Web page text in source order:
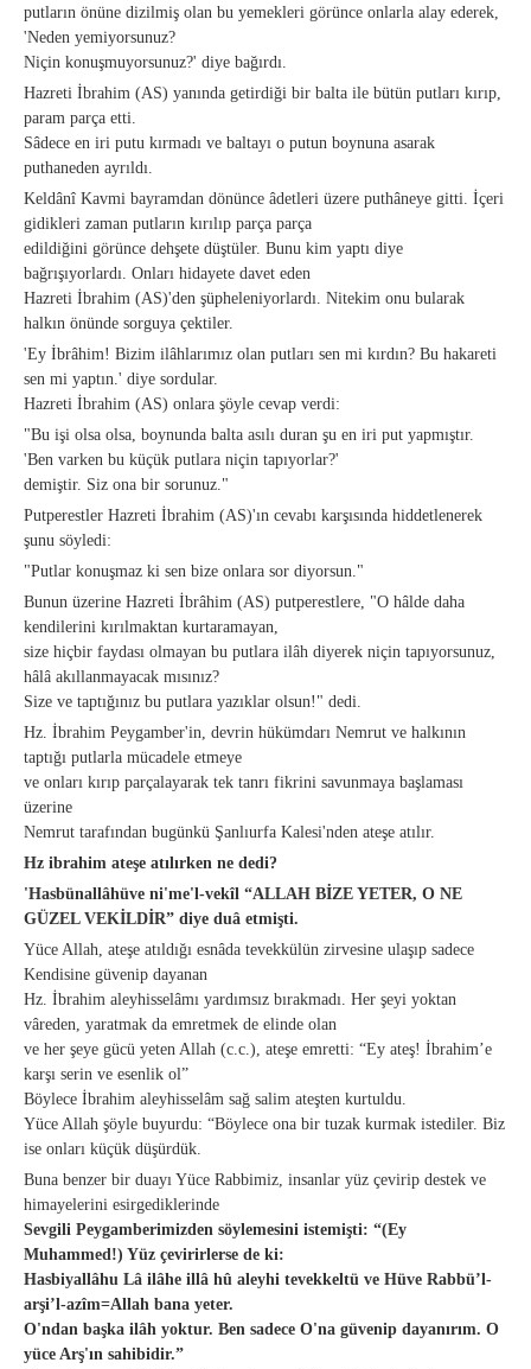
putların önüne dizilmiş olan bu yemekleri görünce onlarla alay ederek,
'Neden yemiyorsunuz?
Niçin konuşmuyorsunuz?' diye bağırdı.
Hazreti İbrahim (AS) yanında getirdiği bir balta ile bütün putları kırıp,
param parça etti.
Sâdece en iri putu kırmadı ve baltayı o putun boynuna asarak
puthaneden ayrıldı.
Keldânî Kavmi bayramdan dönünce âdetleri üzere puthâneye gitti. İçeri
gidikleri zaman putların kırılıp parça parça
edildiğini görünce dehşete düştüler. Bunu kim yaptı diye
bağrışıyorlardı. Onları hidayete davet eden
Hazreti İbrahim (AS)'den şüpheleniyorlardı. Nitekim onu bularak
halkın önünde sorguya çektiler.
'Ey İbrâhim! Bizim ilâhlarımız olan putları sen mi kırdın? Bu hakareti
sen mi yaptın.' diye sordular.
Hazreti İbrahim (AS) onlara şöyle cevap verdi:
"Bu işi olsa olsa, boynunda balta asılı duran şu en iri put yapmıştır.
'Ben varken bu küçük putlara niçin tapıyorlar?'
demiştir. Siz ona bir sorunuz."
Putperestler Hazreti İbrahim (AS)'ın cevabı karşısında hiddetlenerek
şunu söyledi:
"Putlar konuşmaz ki sen bize onlara sor diyorsun."
Bunun üzerine Hazreti İbrâhim (AS) putperestlere, "O hâlde daha
kendilerini kırılmaktan kurtaramayan,
size hiçbir faydası olmayan bu putlara ilâh diyerek niçin tapıyorsunuz,
hâlâ akıllanmayacak mısınız?
Size ve taptığınız bu putlara yazıklar olsun!" dedi.
Hz. İbrahim Peygamber'in, devrin hükümdarı Nemrut ve halkının
taptığı putlarla mücadele etmeye
ve onları kırıp parçalayarak tek tanrı fikrini savunmaya başlaması
üzerine
Nemrut tarafından bugünkü Şanlıurfa Kalesi'nden ateşe atılır.
Hz ibrahim ateşe atılırken ne dedi?
'Hasbünallâhüve ni'me'l-vekîl “ALLAH BİZE YETER, O NE
GÜZEL VEKİLDİR” diye duâ etmişti.
Yüce Allah, ateşe atıldığı esnâda tevekkülün zirvesine ulaşıp sadece
Kendisine güvenip dayanan
Hz. İbrahim aleyhisselâmı yardımsız bırakmadı. Her şeyi yoktan
vâreden, yaratmak da emretmek de elinde olan
ve her şeye gücü yeten Allah (c.c.), ateşe emretti: “Ey ateş! İbrahim’e
karşı serin ve esenlik ol”
Böylece İbrahim aleyhisselâm sağ salim ateşten kurtuldu.
Yüce Allah şöyle buyurdu: “Böylece ona bir tuzak kurmak istediler. Biz
ise onları küçük düşürdük.
Buna benzer bir duayı Yüce Rabbimiz, insanlar yüz çevirip destek ve
himayelerini esirgediklerinde
Sevgili Peygamberimizden söylemesini istemişti: “(Ey
Muhammed!) Yüz çevirirlerse de ki:
Hasbiyallâhu Lâ ilâhe illâ hû aleyhi tevekkeltü ve Hüve Rabbü’l-
arşi’l-azîm=Allah bana yeter.
O'ndan başka ilâh yoktur. Ben sadece O'na güvenip dayanırım. O
yüce Arş'ın sahibidir.”